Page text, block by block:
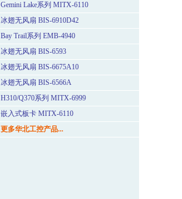
Gemini Lake系列 MITX-6110
冰翅无风扇 BIS-6910D42
Bay Trail系列 EMB-4940
冰翅无风扇 BIS-6593
冰翅无风扇 BIS-6675A10
冰翅无风扇 BIS-6566A
H310/Q370系列 MITX-6999
嵌入式板卡 MITX-6110
更多华北工控产品...